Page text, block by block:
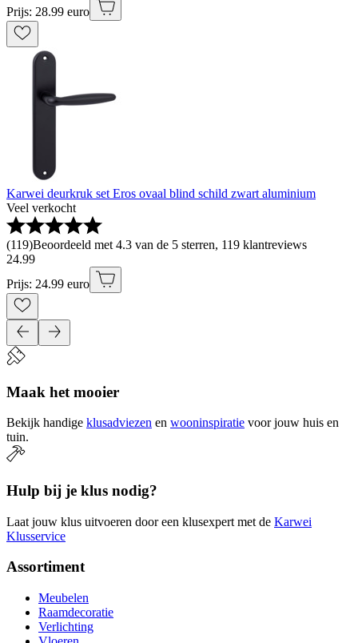
Prijs: 28.99 euro
Karwei deurkruk set Eros ovaal blind schild zwart aluminium
Veel verkocht
(119)Beoordeeld met 4.3 van de 5 sterren, 119 klantreviews
24.99
Prijs: 24.99 euro
Maak het mooier
Bekijk handige klusadviezen en wooninspiratie voor jouw huis en
tuin.
Hulp bij je klus nodig?
Laat jouw klus uitvoeren door een klusexpert met de Karwei
Klusservice
Assortiment
Meubelen
Raamdecoratie
Verlichting